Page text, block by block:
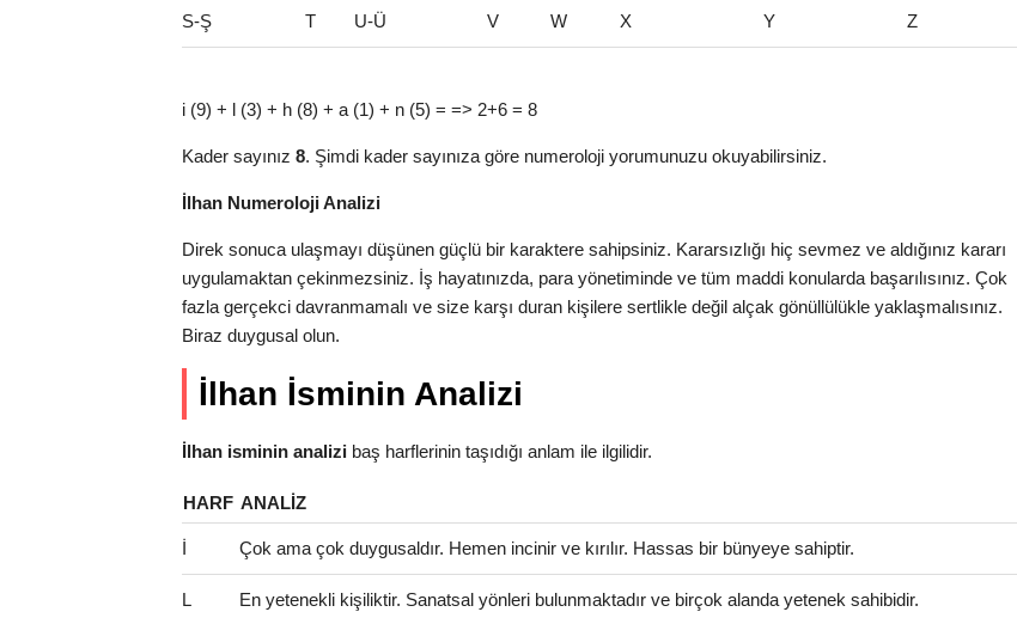
S-Ş T U-Ü V W X Y Z
i (9) + l (3) + h (8) + a (1) + n (5) = => 2+6 = 8
Kader sayınız 8. Şimdi kader sayınıza göre numeroloji yorumunuzu okuyabilirsiniz.
İlhan Numeroloji Analizi
Direk sonuca ulaşmayı düşünen güçlü bir karaktere sahipsiniz. Kararsızlığı hiç sevmez ve aldığınız kararı
uygulamaktan çekinmezsiniz. İş hayatınızda, para yönetiminde ve tüm maddi konularda başarılısınız. Çok
fazla gerçekci davranmamalı ve size karşı duran kişilere sertlikle değil alçak gönüllülükle yaklaşmalısınız.
Biraz duygusal olun.
İlhan İsminin Analizi
İlhan isminin analizi baş harflerinin taşıdığı anlam ile ilgilidir.
HARF ANALIZ
İ Çok ama çok duygusaldır. Hemen incinir ve kırılır. Hassas bir bünyeye sahiptir.
L En yetenekli kişiliktir. Sanatsal yönleri bulunmaktadır ve birçok alanda yetenek sahibidir.